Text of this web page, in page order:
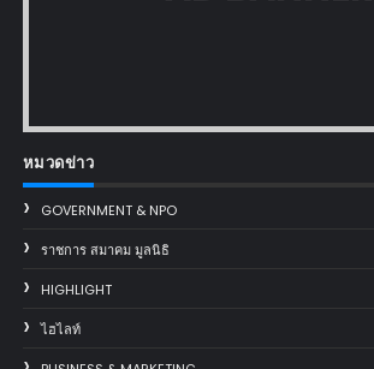
หมวดข่าว
GOVERNMENT & NPO
ราชการ สมาคม มูลนิธิ
HIGHLIGHT
ไฮไลท์